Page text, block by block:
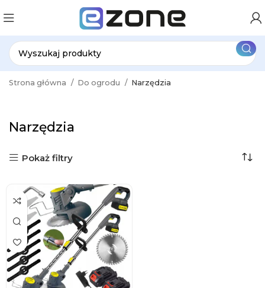
Strona główna Do ogrodu Narzędzia
Narzędzia
Pokaż filtry